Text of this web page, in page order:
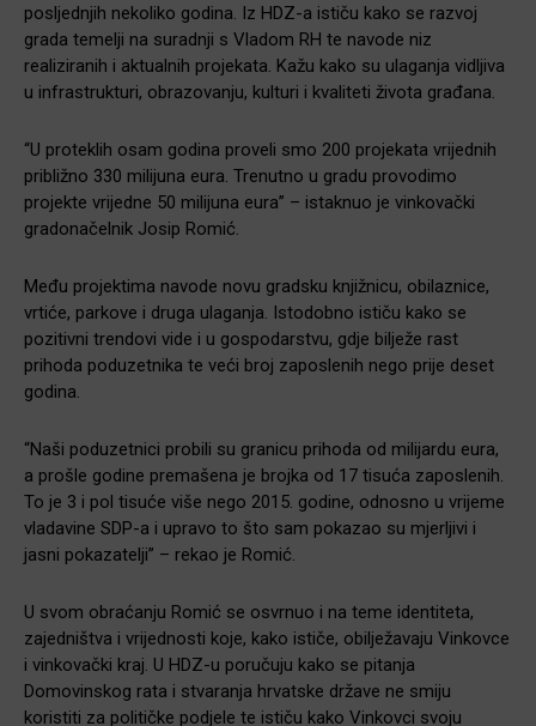
posljednjih nekoliko godina. Iz HDZ-a ističu kako se razvoj
grada temelji na suradnji s Vladom RH te navode niz
realiziranih i aktualnih projekata. Kažu kako su ulaganja vidljiva
u infrastrukturi, obrazovanju, kulturi i kvaliteti života građana.
“U proteklih osam godina proveli smo 200 projekata vrijednih
približno 330 milijuna eura. Trenutno u gradu provodimo
projekte vrijedne 50 milijuna eura” – istaknuo je vinkovački
gradonačelnik Josip Romić.
Među projektima navode novu gradsku knjižnicu, obilaznice,
vrtiće, parkove i druga ulaganja. Istodobno ističu kako se
pozitivni trendovi vide i u gospodarstvu, gdje bilježe rast
prihoda poduzetnika te veći broj zaposlenih nego prije deset
godina.
“Naši poduzetnici probili su granicu prihoda od milijardu eura,
a prošle godine premašena je brojka od 17 tisuća zaposlenih.
To je 3 i pol tisuće više nego 2015. godine, odnosno u vrijeme
vladavine SDP-a i upravo to što sam pokazao su mjerljivi i
jasni pokazatelji” – rekao je Romić.
U svom obraćanju Romić se osvrnuo i na teme identiteta,
zajedništva i vrijednosti koje, kako ističe, obilježavaju Vinkovce
i vinkovački kraj. U HDZ-u poručuju kako se pitanja
Domovinskog rata i stvaranja hrvatske države ne smiju
koristiti za političke podjele te ističu kako Vinkovci svoju